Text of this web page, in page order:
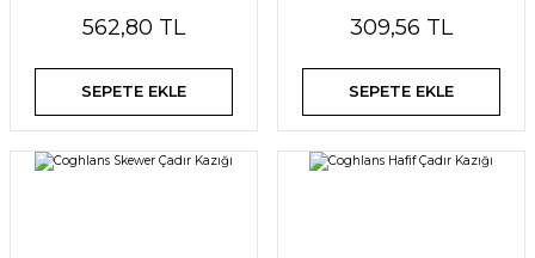
562,80 TL
SEPETE EKLE
309,56 TL
SEPETE EKLE